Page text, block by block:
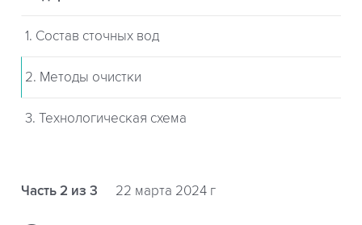
1. Состав сточных вод
2. Методы очистки
3. Технологическая схема
Часть 2 из 3 22 марта 2024 г